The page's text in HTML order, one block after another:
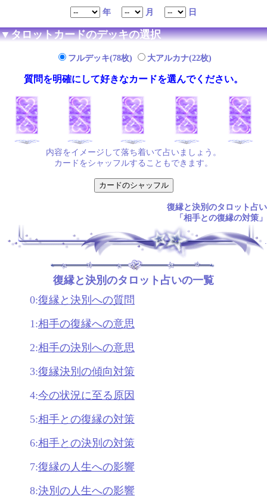
年 月 日
▼タロットカードのデッキの選択
フルデッキ(78枚) 大アルカナ(22枚)
質問を明確にして好きなカードを選んでください。
内容をイメージして落ち着いて占いましょう。
カードをシャッフルすることもできます。
復縁と決別のタロット占い
「相手との復縁の対策」
復縁と決別のタロット占いの一覧
0:復縁と決別への質問
1:相手の復縁への意思
2:相手の決別への意思
3:復縁決別の傾向対策
4:今の状況に至る原因
5:相手との復縁の対策
6:相手との決別の対策
7:復縁の人生への影響
8:決別の人生への影響